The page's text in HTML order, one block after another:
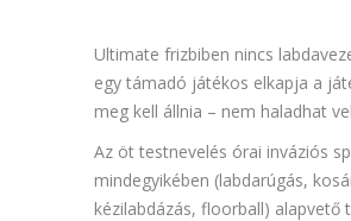
Ultimate frizbiben nincs
egy támadó játékos elkapja a
meg kell állnia – nem haladhat
Az öt testnevelés órai inváziós
mindegyikében (labdarúgás,
kézilabdázás, floorball) alapvető